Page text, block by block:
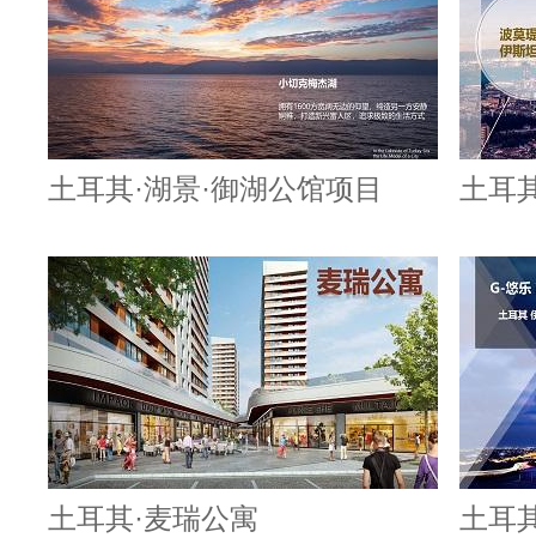
土耳其·湖景·御湖公馆项目 土耳
土耳其·麦瑞公寓 土耳